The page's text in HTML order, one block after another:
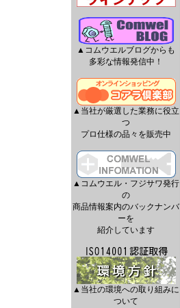
▲コムウエルブログからも
多彩な情報発信中！
▲当社が厳選した業務に役立
つ
プロ仕様の品々を販売中
▲コムウエル・フジサワ発行
の
商品情報案内のバックナンバ
ーを
紹介しています
▲当社の環境への取り組みに
ついて